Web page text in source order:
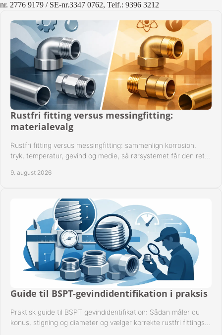
nr. 2776 9179 / SE-nr.3347 0762, Telf.: 9396 3212
Rustfri fitting versus messingfitting:
materialevalg
Rustfri fitting versus messingfitting: sammenlign korrosion,
tryk, temperatur, gevind og medie, så rørsystemet får den rette
9. august 2026
Guide til BSPT-gevindidentifikation i praksis
Praktisk guide til BSPT gevindidentifikation: Sådan måler du
konus, stigning og diameter og vælger korrekte rustfri fittings